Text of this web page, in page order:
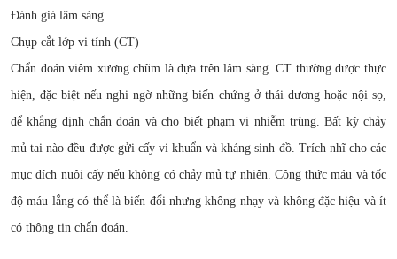
Đánh giá lâm sàng
Chụp cắt lớp vi tính (CT)
Chẩn đoán viêm xương chũm là dựa trên lâm sàng. CT thường được thực
hiện, đặc biệt nếu nghi ngờ những biến chứng ở thái dương hoặc nội sọ,
để khẳng định chẩn đoán và cho biết phạm vi nhiễm trùng. Bất kỳ chảy
mủ tai nào đều được gửi cấy vi khuẩn và kháng sinh đồ. Trích nhĩ cho các
mục đích nuôi cấy nếu không có chảy mủ tự nhiên. Công thức máu và tốc
độ máu lắng có thể là biến đổi nhưng không nhạy và không đặc hiệu và ít
có thông tin chẩn đoán.